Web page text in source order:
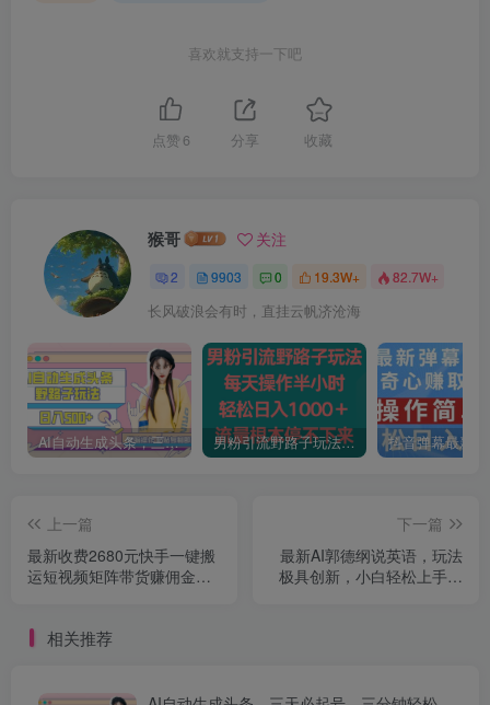
喜欢就支持一下吧
点赞 6 分享 收藏
猴哥 关注
2 9903 0 19.3W+ 82.7W+
长风破浪会有时，直挂云帆济沧海
AI自动生成头条，三天必起号，三分钟轻松发布内容，复制粘贴，保姆级教… 男粉引流野路子玩法，每天操作半小时轻松日入1000＋，流量根本停不下来
上一篇
最新收费2680元快手一键搬
运短视频矩阵带货赚佣金月
下一篇
最新AI郭德纲说英语，玩法
极具创新，小白轻松上手月
相关推荐